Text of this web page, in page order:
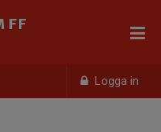
Logga in
FF